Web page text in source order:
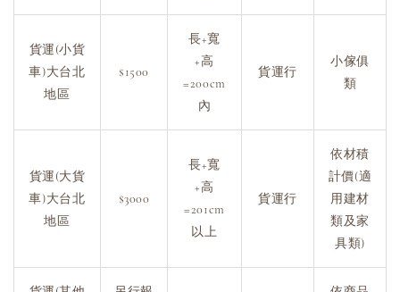
貨運(小貨
車)大台北
地區
$1500
長+寬
+高
=200cm
內
貨運行
小傢俱
類
貨運(大貨
車)大台北
地區
$3000
長+寬
+高
=201cm
以上
貨運行
依材積
計價(適
用建材
類及家
具類)